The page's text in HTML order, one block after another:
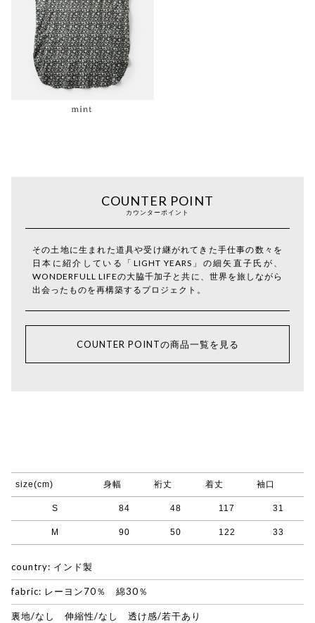
COUNTER POINT
カウンターポイント
その土地に生まれた道具や受け継がれてきた手仕事の数々を
日本に紹介している「LIGHT YEARS」の細矢直子氏が、
WONDERFULL LIFEの大脇千加子と共に、世界を旅しながら
出会ったものを再構築するプロジェクト。
COUNTER POINTの商品一覧を見る
size(cm) 身幅 裄丈 着丈 袖口
S 84 48 117 31
M 90 50 122 33
country: インド製
fabric: レーヨン70％ 綿30％
裏地/なし 伸縮性/なし 透け感/若干あり